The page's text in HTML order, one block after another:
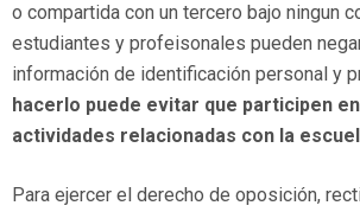
o compartida con un tercero bajo ningun
estudiantes y profeisonales pueden
información de identificación personal y
hacerlo puede evitar que participen
actividades relacionadas con la
Para ejercer el derecho de oposición,